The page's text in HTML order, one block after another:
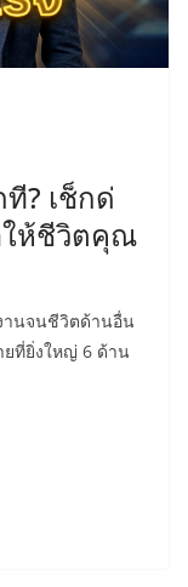
? เช็กด่
ให้ชีวิตคุณ
านจนชีวิตด้านอื่น
ยที่ยิ่งใหญ่ 6 ด้าน